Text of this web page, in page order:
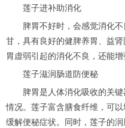
莲子进补助消化
脾胃不好时，会感觉消化不
甘，具有良好的健脾养胃、益
胃虚弱引起的消化不良，还能
莲子滋润肠道防便秘
脾胃是人体消化吸收的关键
情况。莲子富含膳食纤维，可
缓解便秘症状。同时，莲子的